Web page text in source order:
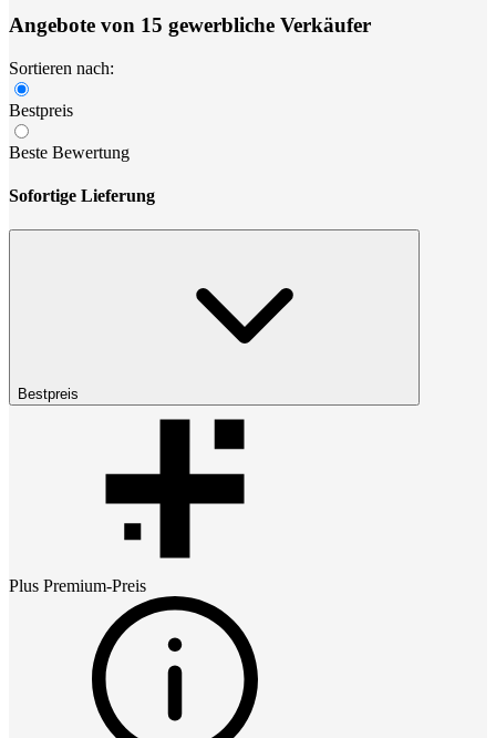
Angebote von 15 gewerbliche Verkäufer
Sortieren nach:
Bestpreis
Beste Bewertung
Sofortige Lieferung
Bestpreis
Plus Premium-Preis